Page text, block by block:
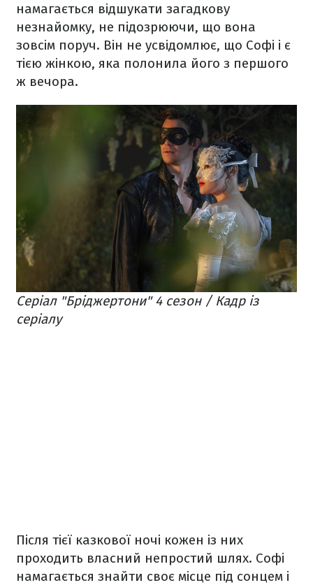
намагається відшукати загадкову
незнайомку, не підозрюючи, що вона
зовсім поруч. Він не усвідомлює, що Софі і є
тією жінкою, яка полонила його з першого
ж вечора.
Серіал "Бріджертони" 4 сезон / Кадр із
серіалу
Після тієї казкової ночі кожен із них
проходить власний непростий шлях. Софі
намагається знайти своє місце під сонцем і